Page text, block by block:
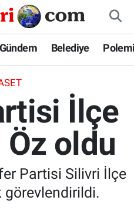
Belediye
İlçe
Öz oldu
Partisi Silivri İlçe
görevlendirildi.
Haritası
ve Fikstür